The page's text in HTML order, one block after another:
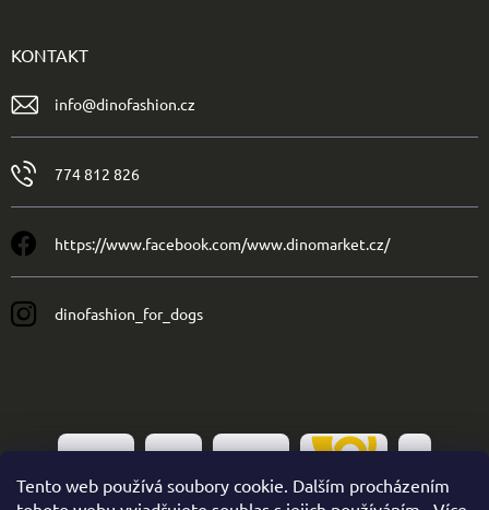
Tento web používá soubory cookie. Dalším procházením
KONTAKT
info@dinofashion.cz
774 812 826
https://www.facebook.com/www.dinomarket.cz/
dinofashion_for_dogs